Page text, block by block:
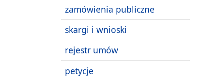
zamówienia publiczne
skargi i wnioski
rejestr umów
petycje